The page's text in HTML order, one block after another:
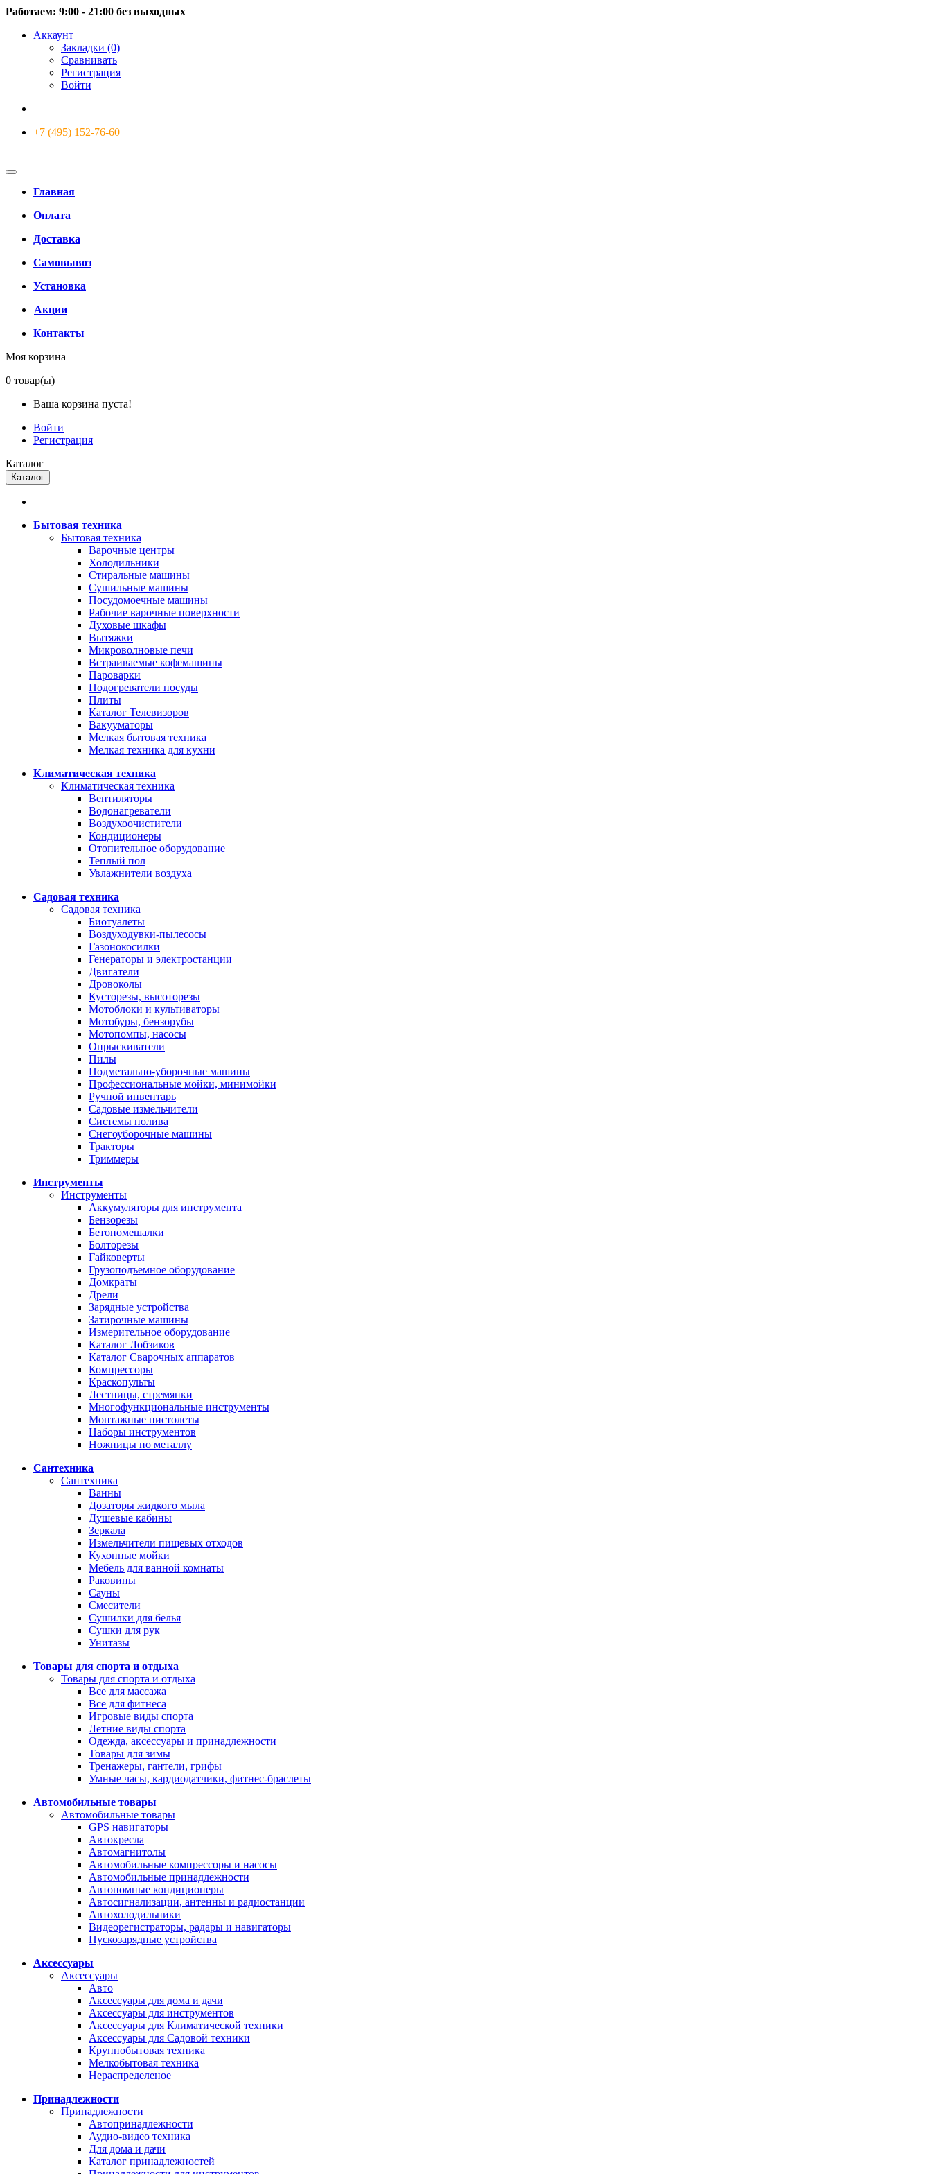
Работаем: 9:00 - 21:00 без выходных
Аккаунт
Закладки (0)
Сравнивать
Регистрация
Войти
+7 (495) 152-76-60
Главная
Оплата
Доставка
Самовывоз
Установка
Акции
Контакты
Моя корзина
0 товар(ы)
Ваша корзина пуста!
Войти
Регистрация
Каталог
Каталог
Бытовая техника
Бытовая техника
Варочные центры
Холодильники
Стиральные машины
Сушильные машины
Посудомоечные машины
Рабочие варочные поверхности
Духовые шкафы
Вытяжки
Микроволновые печи
Встраиваемые кофемашины
Пароварки
Подогреватели посуды
Плиты
Каталог Телевизоров
Вакууматоры
Мелкая бытовая техника
Мелкая техника для кухни
Климатическая техника
Климатическая техника
Вентиляторы
Водонагреватели
Воздухоочистители
Кондиционеры
Отопительное оборудование
Теплый пол
Увлажнители воздуха
Садовая техника
Садовая техника
Биотуалеты
Воздуходувки-пылесосы
Газонокосилки
Генераторы и электростанции
Двигатели
Дровоколы
Кусторезы, высоторезы
Мотоблоки и культиваторы
Мотобуры, бензорубы
Мотопомпы, насосы
Опрыскиватели
Пилы
Подметально-уборочные машины
Профессиональные мойки, минимойки
Ручной инвентарь
Садовые измельчители
Системы полива
Снегоуборочные машины
Тракторы
Триммеры
Инструменты
Инструменты
Аккумуляторы для инструмента
Бензорезы
Бетономешалки
Болторезы
Гайковерты
Грузоподъемное оборудование
Домкраты
Дрели
Зарядные устройства
Затирочные машины
Измерительное оборудование
Каталог Лобзиков
Каталог Сварочных аппаратов
Компрессоры
Краскопульты
Лестницы, стремянки
Многофункциональные инструменты
Монтажные пистолеты
Наборы инструментов
Ножницы по металлу
Сантехника
Сантехника
Ванны
Дозаторы жидкого мыла
Душевые кабины
Зеркала
Измельчители пищевых отходов
Кухонные мойки
Мебель для ванной комнаты
Раковины
Сауны
Смесители
Сушилки для белья
Сушки для рук
Унитазы
Товары для спорта и отдыха
Товары для спорта и отдыха
Все для массажа
Все для фитнеса
Игровые виды спорта
Летние виды спорта
Одежда, аксессуары и принадлежности
Товары для зимы
Тренажеры, гантели, грифы
Умные часы, кардиодатчики, фитнес-браслеты
Автомобильные товары
Автомобильные товары
GPS навигаторы
Автокресла
Автомагнитолы
Автомобильные компрессоры и насосы
Автомобильные принадлежности
Автономные кондиционеры
Автосигнализации, антенны и радиостанции
Автохолодильники
Видеорегистраторы, радары и навигаторы
Пускозарядные устройства
Аксессуары
Аксессуары
Авто
Аксессуары для дома и дачи
Аксессуары для инструментов
Аксессуары для Климатической техники
Аксессуары для Садовой техники
Крупнобытовая техника
Мелкобытовая техника
Нераспределеное
Принадлежности
Принадлежности
Автопринадлежности
Аудио-видео техника
Для дома и дачи
Каталог принадлежностей